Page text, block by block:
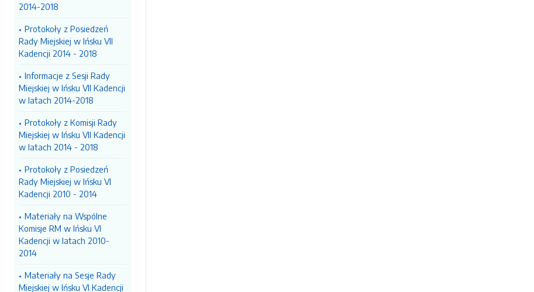
2014-2018
Protokoły z Posiedzeń
Rady Miejskiej w Ińsku VII
Kadencji 2014 - 2018
Informacje z Sesji Rady
Miejskiej w Ińsku VII Kadencji
w latach 2014-2018
Protokoły z Komisji Rady
Miejskiej w Ińsku VII Kadencji
w latach 2014 - 2018
Protokoły z Posiedzeń
Rady Miejskiej w Ińsku VI
Kadencji 2010 - 2014
Materiały na Wspólne
Komisje RM w Ińsku VI
Kadencji w latach 2010-
2014
Materiały na Sesje Rady
Miejskiej w Ińsku VI Kadencji